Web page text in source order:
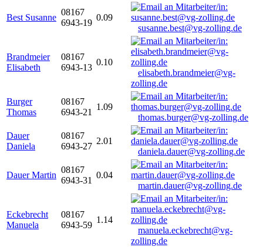
Best Susanne
08167
6943-19
0.09
susanne.best@vg-zolling.de
Brandmeier
Elisabeth
08167
6943-13
0.10
elisabeth.brandmeier@vg-
zolling.de
Burger
Thomas
08167
6943-21
1.09
thomas.burger@vg-zolling.de
Dauer
Daniela
08167
6943-27
2.01
daniela.dauer@vg-zolling.de
Dauer Martin
08167
6943-31
0.04
martin.dauer@vg-zolling.de
Eckebrecht
Manuela
08167
6943-59
1.14
manuela.eckebrecht@vg-
zolling.de